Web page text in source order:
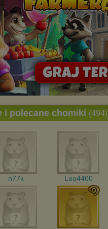
i polecane chomiki (494)
n77k Leo4400